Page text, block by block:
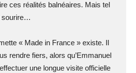
ces réalités balnéaires. Mais tel
sourire…
« Made in France » existe. Il
rendre fiers, alors qu’Emmanuel
une longue visite officielle